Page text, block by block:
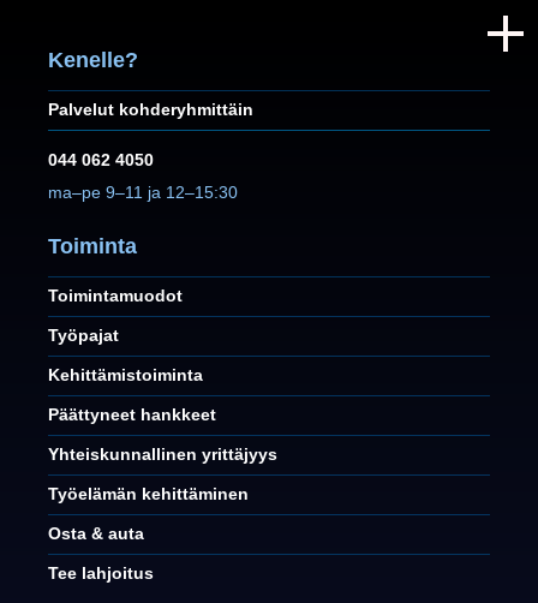
Kenelle?
Palvelut kohderyhmittäin
044 062 4050
ma–pe 9–11 ja 12–15:30
Toiminta
Toimintamuodot
Työpajat
Kehittämistoiminta
Päättyneet hankkeet
Yhteiskunnallinen yrittäjyys
Työelämän kehittäminen
Osta & auta
Tee lahjoitus